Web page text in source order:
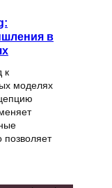
в
к
моделях
позволяет